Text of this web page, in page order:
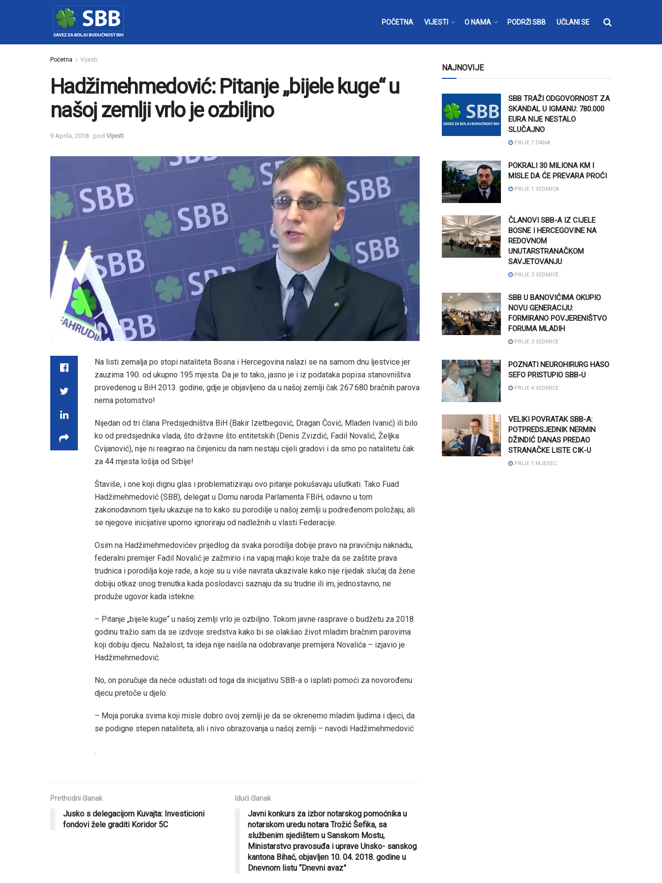
POČETNA VIJESTI O NAMA PODRŽI SBB UČLANI SE
Početna Vijesti
Hadžimehmedović: Pitanje „bijele kuge“ u
našoj zemlji vrlo je ozbiljno
9 Aprila, 2018 pod Vijesti
Na listi zemalja po stopi nataliteta Bosna i Hercegovina nalazi se na samom dnu ljestvice jer
zauzima 190. od ukupno 195 mjesta. Da je to tako, jasno je i iz podataka popisa stanovništva
provedenog u BiH 2013. godine, gdje je objavljeno da u našoj zemlji čak 267.680 bračnih parova
nema potomstvo!
Nijedan od tri člana Predsjedništva BiH (Bakir Izetbegović, Dragan Čović, Mladen Ivanić) ili bilo
ko od predsjednika vlada, što državne što entitetskih (Denis Zvizdić, Fadil Novalić, Željka
Cvijanović), nije ni reagirao na činjenicu da nam nestaju cijeli gradovi i da smo po natalitetu čak
za 44 mjesta lošija od Srbije!
Štaviše, i one koji dignu glas i problematiziraju ovo pitanje pokušavaju ušutkati. Tako Fuad
Hadžimehmedović (SBB), delegat u Domu naroda Parlamenta FBiH, odavno u tom
zakonodavnom tijelu ukazuje na to kako su porodilje u našoj zemlji u podređenom položaju, ali
se njegove inicijative uporno ignoriraju od nadležnih u vlasti Federacije.
Osim na Hadžimehmedovićev prijedlog da svaka porodilja dobije pravo na pravičniju naknadu,
federalni premijer Fadil Novalić je zažmirio i na vapaj majki koje traže da se zaštite prava
trudnica i porodilja koje rade, a koje su u više navrata ukazivale kako nije rijedak slučaj da žene
dobiju otkaz onog trenutka kada poslodavci saznaju da su trudne ili im, jednostavno, ne
produže ugovor kada istekne.
– Pitanje „bijele kuge“ u našoj zemlji vrlo je ozbiljno. Tokom javne rasprave o budžetu za 2018.
godinu tražio sam da se izdvoje sredstva kako bi se olakšao život mladim bračnim parovima
koji dobiju djecu. Nažalost, ta ideja nije naišla na odobravanje premijera Novalića – izjavio je
Hadžimehmedović.
No, on poručuje da neće odustati od toga da inicijativu SBB-a o isplati pomoći za novorođenu
djecu pretoče u djelo.
– Moja poruka svima koji misle dobro ovoj zemlji je da se okrenemo mladim ljudima i djeci, da
se podigne stepen nataliteta, ali i nivo obrazovanja u našoj zemlji – navodi Hadžimehmedović
.
Prethodni članak
Jusko s delegacijom Kuvajta: Investicioni
fondovi žele graditi Koridor 5C
Idući članak
Javni konkurs za izbor notarskog pomoćnika u
notarskom uredu notara Trožić Šefika, sa
službenim sjedištem u Sanskom Mostu,
Ministarstvo pravosuđa i uprave Unsko- sanskog
kantona Bihać, objavljen 10. 04. 2018. godine u
Dnevnom listu “Dnevni avaz”
NAJNOVIJE
SBB TRAŽI ODGOVORNOST ZA
SKANDAL U IGMANU: 780.000
EURA NIJE NESTALO
SLUČAJNO
PRIJE 7 DANA
POKRALI 30 MILIONA KM I
MISLE DA ĆE PREVARA PROĆI
PRIJE 1 SEDMICA
ČLANOVI SBB-A IZ CIJELE
BOSNE I HERCEGOVINE NA
REDOVNOM
UNUTARSTRANAČKOM
SAVJETOVANJU
PRIJE 3 SEDMICE
SBB U BANOVIĆIMA OKUPIO
NOVU GENERACIJU:
FORMIRANO POVJERENIŠTVO
FORUMA MLADIH
PRIJE 3 SEDMICE
POZNATI NEUROHIRURG HASO
SEFO PRISTUPIO SBB-U
PRIJE 4 SEDMICE
VELIKI POVRATAK SBB-A:
POTPREDSJEDNIK NERMIN
DŽINDIĆ DANAS PREDAO
STRANAČKE LISTE CIK-U
PRIJE 1 MJESEC